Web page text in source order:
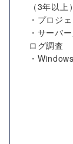
（3年以上）
・プロジ
・サーバ
ログ調査
・